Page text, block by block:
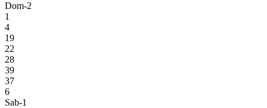
Dom-2
1
4
19
22
28
39
37
6
Sab-1